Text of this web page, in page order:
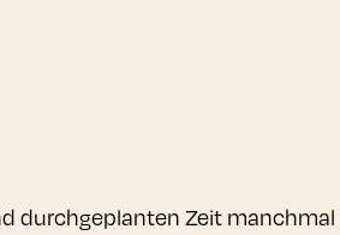
durchgeplanten Zeit